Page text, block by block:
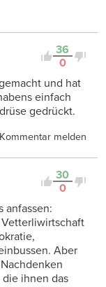
36
0
und hat
einfach
gedrückt.
Kommentar melden
30
0
anfassen:
Aber
ihnen das